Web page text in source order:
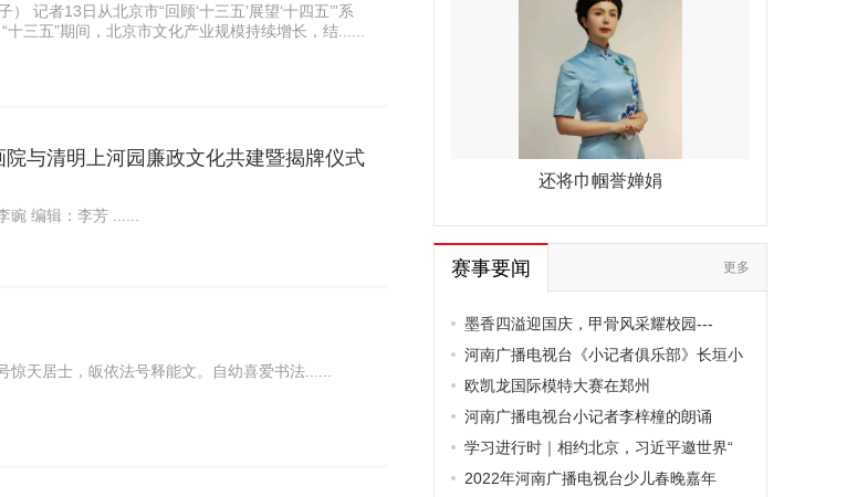
记者13日从北京市“回顾‘十三五’展望‘十四五’”系
三五”期间，北京市文化产业规模持续增长，结......
与清明上河园廉政文化共建暨揭牌仪式
豌 编辑：李芳 ......
天居士，皈依法号释能文。自幼喜爱书法......
还将巾帼誉婵娟
赛事要闻 更多
墨香四溢迎国庆，甲骨风采耀校园---
河南广播电视台《小记者俱乐部》长垣小
欧凯龙国际模特大赛在郑州
河南广播电视台小记者李梓橦的朗诵
学习进行时｜相约北京，习近平邀世界“
2022年河南广播电视台少儿春晚嘉年